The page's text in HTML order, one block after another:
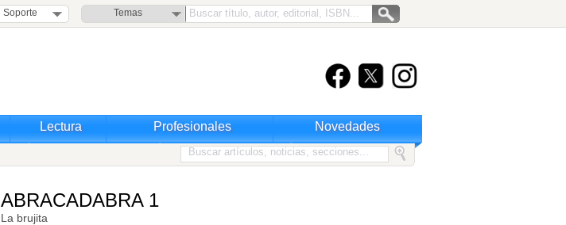
Soporte Temas
Lectura Profesionales Novedades
ABRACADABRA 1
La brujita